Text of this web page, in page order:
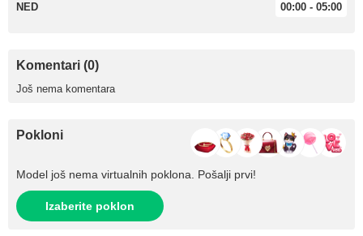
NED 00:00 - 05:00
Komentari (0)
Još nema komentara
Pokloni
Model još nema virtualnih poklona. Pošalji prvi!
Izaberite poklon